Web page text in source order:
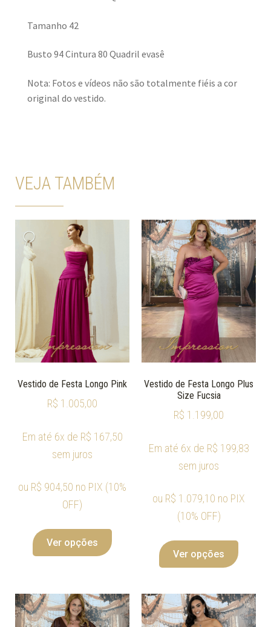
Tamanho 42
Busto 94 Cintura 80 Quadril evasê
Nota: Fotos e vídeos não são totalmente fiéis a cor
original do vestido.
VEJA TAMBÉM
Vestido de Festa Longo Pink
R$ 1.005,00
Em até 6x de R$ 167,50
sem juros
ou R$ 904,50 no PIX (10%
OFF)
Ver opções
Vestido de Festa Longo Plus
Size Fucsia
R$ 1.199,00
Em até 6x de R$ 199,83
sem juros
ou R$ 1.079,10 no PIX
(10% OFF)
Ver opções